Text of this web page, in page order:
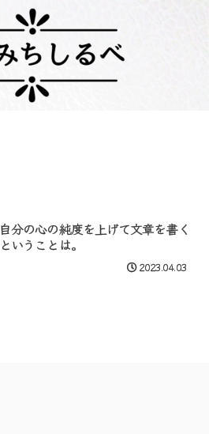
自分の心の純度を上げて文章を書く
ということは。
2023.04.03